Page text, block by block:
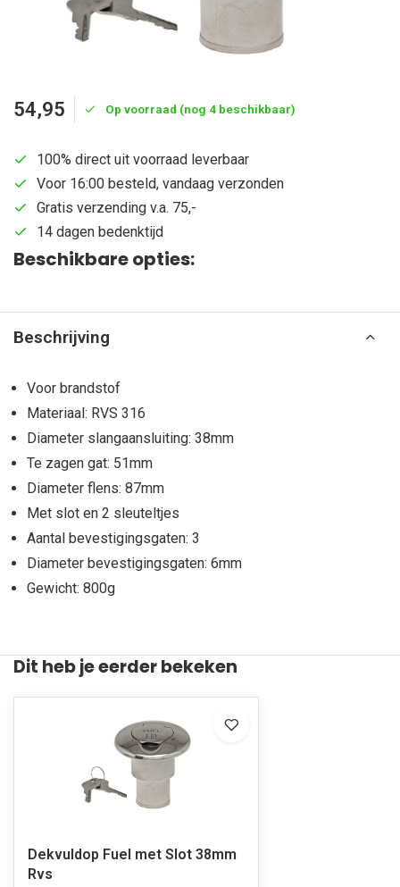
54,95 Op voorraad (nog 4 beschikbaar)
100% direct uit voorraad leverbaar
Voor 16:00 besteld, vandaag verzonden
Gratis verzending v.a. 75,-
14 dagen bedenktijd
Beschikbare opties:
Beschrijving
Voor brandstof
Materiaal: RVS 316
Diameter slangaansluiting: 38mm
Te zagen gat: 51mm
Diameter flens: 87mm
Met slot en 2 sleuteltjes
Aantal bevestigingsgaten: 3
Diameter bevestigingsgaten: 6mm
Gewicht: 800g
Dit heb je eerder bekeken
Dekvuldop Fuel met Slot 38mm
Rvs